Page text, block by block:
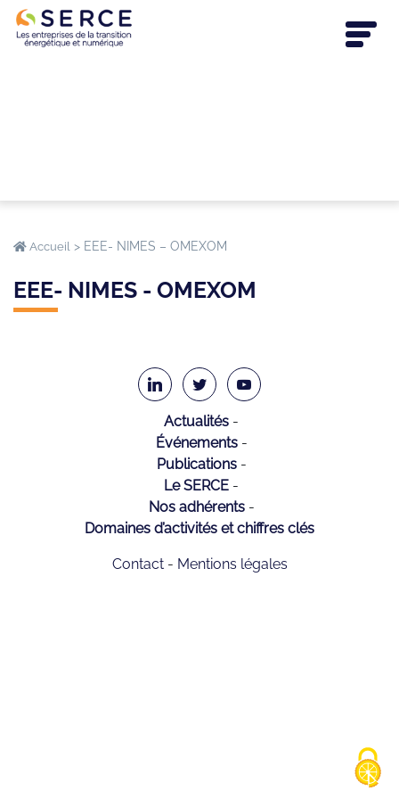
Accueil > EEE- NIMES – OMEXOM
EEE- NIMES - OMEXOM
Actualités
Événements
Publications
Le SERCE
Nos adhérents
Domaines d’activités et chiffres clés
Contact Mentions légales